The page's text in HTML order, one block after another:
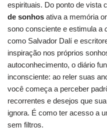
espirituais. Do ponto de vista
de sonhos ativa a memória
sono consciente e estimula a
como Salvador Dalí e
inspiração nos próprios
autoconhecimento, o diário
inconsciente: ao reler suas
você começa a perceber
recorrentes e desejos que
ignora. É como ter acesso a
sem filtros.